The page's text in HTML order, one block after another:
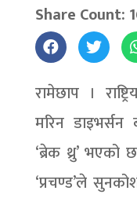
Share Count:
रामेछाप ।
मरिन
‘ब्रेक थ्रु’ भएको
‘प्रचण्ड’ले